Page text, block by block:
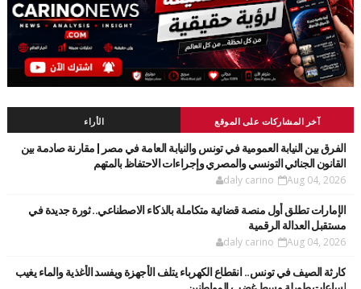
آخر المشاركات على الموقع الأراء
الفرق بين النيابة العمومية في تونس والنيابة العامة في مصر | مقارنة صادمة بين
القانون الجنائي التونسي والمصري وإجراءات الاحتفاظ بالمتهم
daly carino Aug 04, 2026
الإمارات تطلق أول منصة قضائية متكاملة بالذكاء الاصطناعي.. ثورة جديدة في
مستقبل العدالة الرقمية
daly carino Aug 04, 2026
كارثة الصيف في تونس.. انقطاع الكهرباء يتلف الأجهزة ويفسد الأغذية والماء يغيب